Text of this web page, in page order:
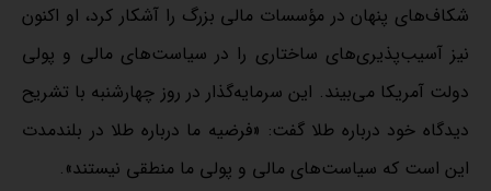
شکاف‌های پنهان در مؤسسات مالی بزرگ را آشکار کرد، او اکنون
نیز آسیب‌پذیری‌های ساختاری را در سیاست‌های مالی و پولی
دولت آمریکا می‌بیند. این سرمایه‌گذار در روز چهارشنبه با تشریح
دیدگاه خود درباره طلا گفت: «فرضیه ما درباره طلا در بلندمدت
این است که سیاست‌های مالی و پولی ما منطقی نیستند».